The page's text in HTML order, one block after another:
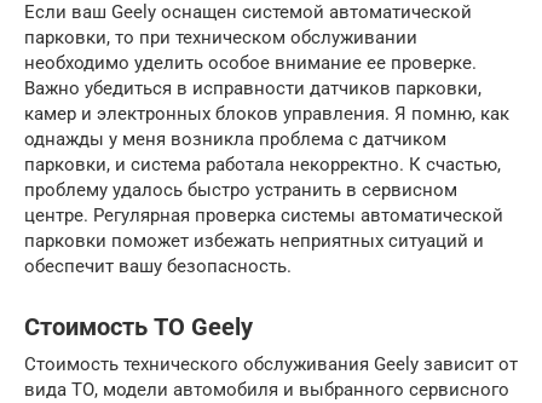
Если ваш Geely оснащен системой автоматической
парковки, то при техническом обслуживании
необходимо уделить особое внимание ее проверке.
Важно убедиться в исправности датчиков парковки,
камер и электронных блоков управления. Я помню, как
однажды у меня возникла проблема с датчиком
парковки, и система работала некорректно. К счастью,
проблему удалось быстро устранить в сервисном
центре. Регулярная проверка системы автоматической
парковки поможет избежать неприятных ситуаций и
обеспечит вашу безопасность.
Стоимость ТО Geely
Стоимость технического обслуживания Geely зависит от
вида ТО, модели автомобиля и выбранного сервисного